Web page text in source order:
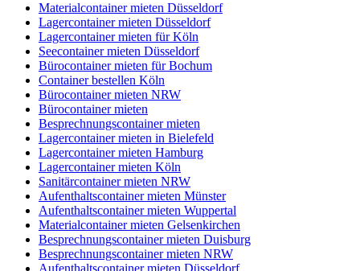
Materialcontainer mieten Düsseldorf
Lagercontainer mieten Düsseldorf
Lagercontainer mieten für Köln
Seecontainer mieten Düsseldorf
Bürocontainer mieten für Bochum
Container bestellen Köln
Bürocontainer mieten NRW
Bürocontainer mieten
Besprechnungscontainer mieten
Lagercontainer mieten in Bielefeld
Lagercontainer mieten Hamburg
Lagercontainer mieten Köln
Sanitärcontainer mieten NRW
Aufenthaltscontainer mieten Münster
Aufenthaltscontainer mieten Wuppertal
Materialcontainer mieten Gelsenkirchen
Besprechnungscontainer mieten Duisburg
Besprechnungscontainer mieten NRW